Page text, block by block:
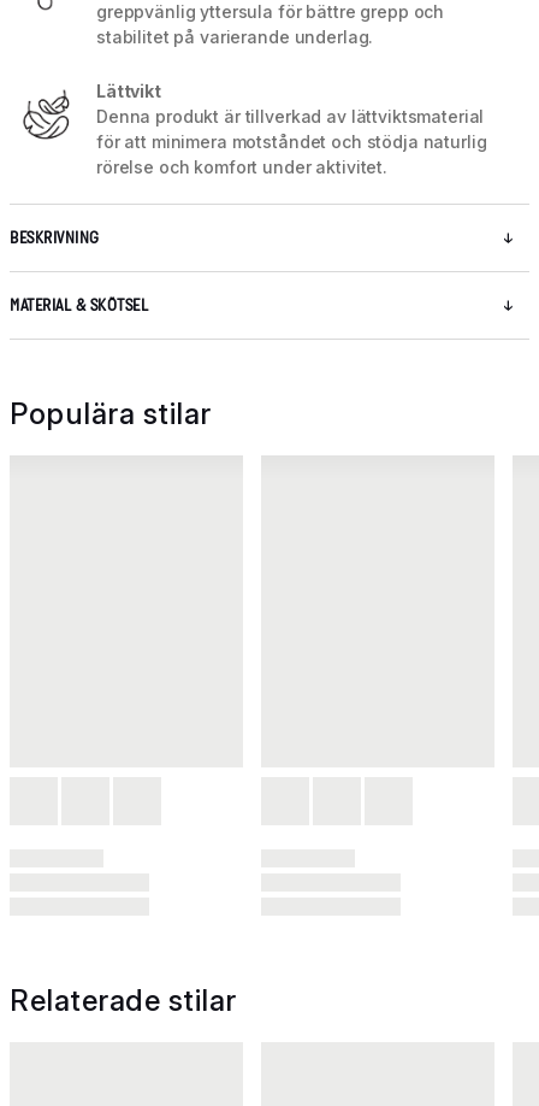
greppvänlig yttersula för bättre grepp och
stabilitet på varierande underlag.
Lättvikt
Denna produkt är tillverkad av lättviktsmaterial
för att minimera motståndet och stödja naturlig
rörelse och komfort under aktivitet.
BESKRIVNING
MATERIAL & SKÖTSEL
Populära stilar
Relaterade stilar